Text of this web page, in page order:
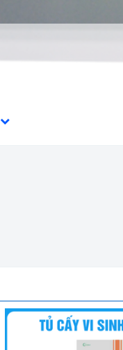
dụng trong khu vực
hạt bụi trong không
với hạt cỡ 0.3μm
sơn phủ tĩnh điện,